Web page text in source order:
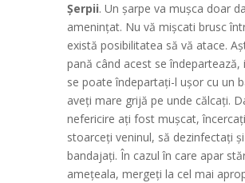
Șerpii. Un șarpe va mușca doar
amenințat. Nu vă mișcati brusc
există posibilitatea să vă atace.
pană când acest se îndepartează,
se poate îndepartați-l ușor cu un
aveți mare grijă pe unde călcați.
nefericire ați fost mușcat,
stoarceți veninul, să dezinfectați
bandajați. În cazul în care apar
amețeala, mergeți la cel mai